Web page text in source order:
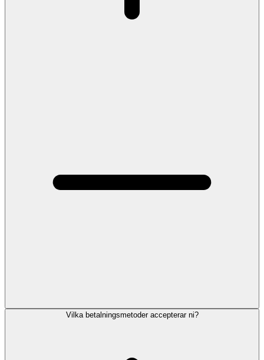
Vilka betalningsmetoder accepterar ni?